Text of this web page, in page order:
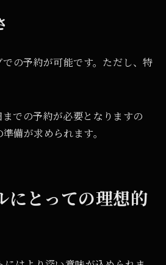
の予約が可能です。ただし、特
での予約が必要となりますの
備が求められます。
にとっての理想的